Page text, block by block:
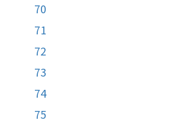
70
71
72
73
74
75